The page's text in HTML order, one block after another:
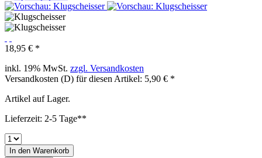
18,95 € *
inkl. 19% MwSt. zzgl. Versandkosten
Versandkosten (D) für diesen Artikel: 5,90 € *
Artikel auf Lager.
Lieferzeit: 2-5 Tage**
In den Warenkorb